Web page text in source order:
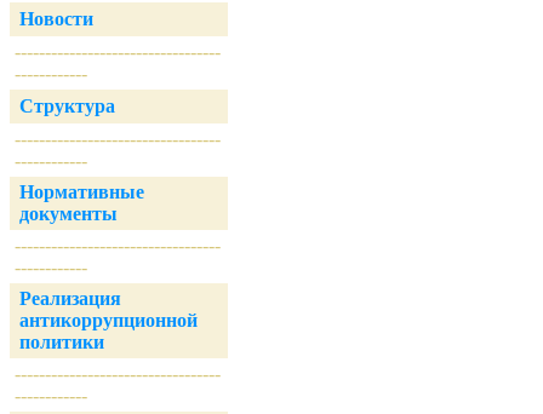
Новости
----------------------------------
------------
Структура
----------------------------------
------------
Нормативные
документы
----------------------------------
------------
Реализация
антикоррупционной
политики
----------------------------------
------------